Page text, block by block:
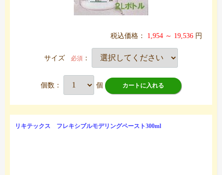
税込価格： 1,954 ～ 19,536 円
サイズ 必須 ：
個数： 個 カートに入れる
リキテックス フレキシブルモデリングペースト300ml